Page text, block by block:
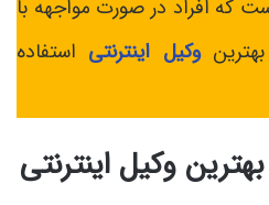
که افراد در صورت مواجهه با
وکیل اینترنتی استفاده
وکیل اینترنتی